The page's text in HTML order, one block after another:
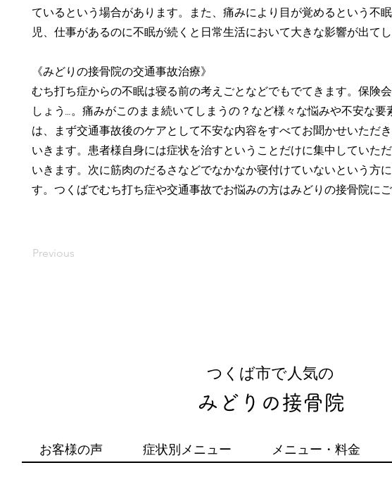
ているという場合があります。また、痛みにより目が覚めるという不
児、仕事があるのに不眠が続くと日常生活において大きな影響が出てし
《みどりの接骨院の交通事故治療》
むち打ち症からの不眠は寝る前の考えごとなどでもでてきます。保険
しょう…。痛みがこのまま続いてしまうの？など様々な悩みや不安な
は、まず交通事故後のケアとして不安な内容をすべてお聞かせいただ
いきます。患者様自身には症状を治すということだけに集中していた
いきます。次に筋肉のだるさなどでなかなか寝付けていないという方
す。つくばでむち打ち症や交通事故でお悩みの方はみどりの接骨院にご
Previous
​つくば市で人気の
みどりの接骨院
お客様の声 症状別メニュー メニュー・料金